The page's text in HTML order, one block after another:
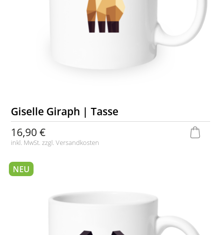
Giselle Giraph | Tasse
16,90 €
inkl. MwSt. zzgl.Versandkosten
NEU